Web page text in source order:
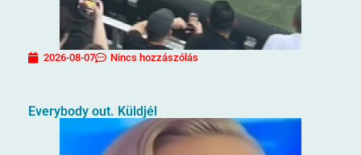
2026-08-07 Nincs hozzászólás
Everybody out. Küldjél